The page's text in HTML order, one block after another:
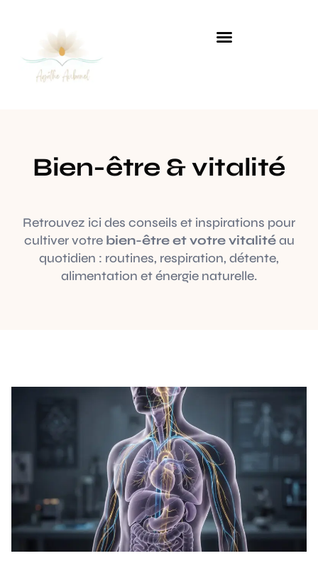
Bien-être & vitalité
Retrouvez ici des conseils et inspirations pour
cultiver votre bien-être et votre vitalitéau
quotidien : routines, respiration, détente,
alimentation et énergie naturelle.